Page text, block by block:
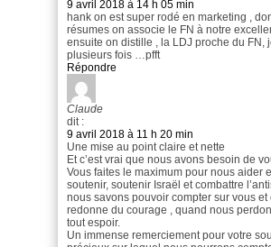
9 avril 2018 à 14 h 05 min
hank on est super rodé en marketing ,
résumes on associe le FN à notre
ensuite on distille , la LDJ proche du FN,
plusieurs fois …pfft
Répondre
Claude
dit :
9 avril 2018 à 11 h 20 min
Une mise au point claire et nette
Et c’est vrai que nous avons besoin de
Vous faites le maximum pour nous aider
soutenir, soutenir Israël et combattre
nous savons pouvoir compter sur vous et
redonne du courage , quand nous
tout espoir.
Un immense remerciement pour votre